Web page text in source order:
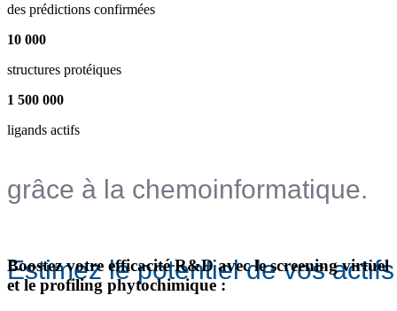
des prédictions confirmées
10 000
structures protéiques
1 500 000
ligands actifs
grâce à la chemoinformatique.
Estimez le potentiel de vos actifs
Boostez votre efficacité R&D avec le screening virtuel
et le profiling phytochimique :